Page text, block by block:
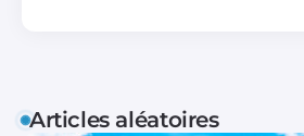
Articles aléatoires